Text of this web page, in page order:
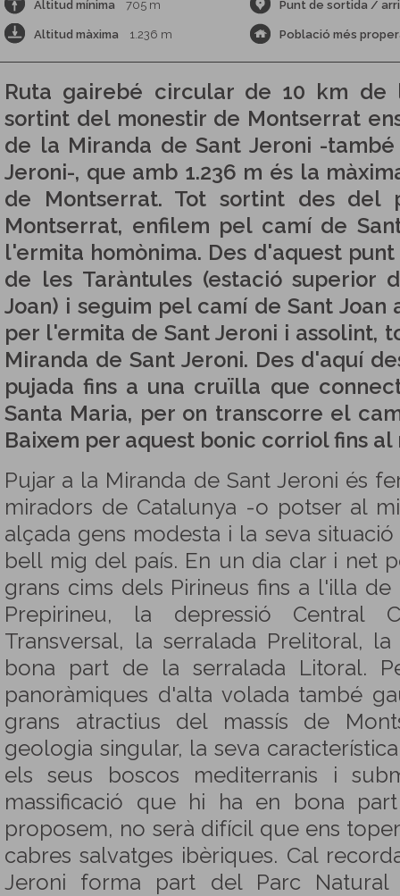
Altitud mínima 705 m Punt de sortida /
Altitud màxima 1.236 m Població més
Ruta gairebé circular de 10 km de
sortint del monestir de Montserrat
de la Miranda de Sant Jeroni -
Jeroni-, que amb 1.236 m és la
de Montserrat. Tot sortint des del
Montserrat, enfilem pel camí de
l'ermita homònima. Des d'aquest
de les Taràntules (estació superior
Joan) i seguim pel camí de Sant Joan
per l'ermita de Sant Jeroni i assolint,
Miranda de Sant Jeroni. Des d'aquí
pujada fins a una cruïlla que
Santa Maria, per on transcorre el
Baixem per aquest bonic corriol fins al
Pujar a la Miranda de Sant Jeroni és
miradors de Catalunya -o potser al
alçada gens modesta i la seva
bell mig del país. En un dia clar i net
grans cims dels Pirineus fins a l'illa
Prepirineu, la depressió Central
Transversal, la serralada Prelitoral,
bona part de la serralada Litoral.
panoràmiques d'alta volada també
grans atractius del massís de
geologia singular, la seva
els seus boscos mediterranis i
massificació que hi ha en bona
proposem, no serà difícil que ens
cabres salvatges ibèriques. Cal
Jeroni forma part del Parc